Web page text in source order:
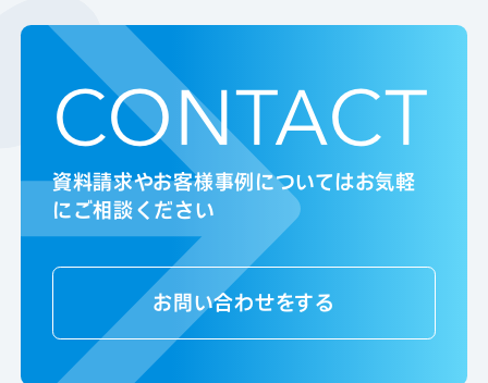
CONTACT
資料請求やお客様事例についてはお気軽
にご相談ください
お問い合わせをする